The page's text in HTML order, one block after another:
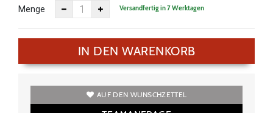
Menge Versandfertig in 7 Werktagen
IN DEN WARENKORB
AUF DEN WUNSCHZETTEL